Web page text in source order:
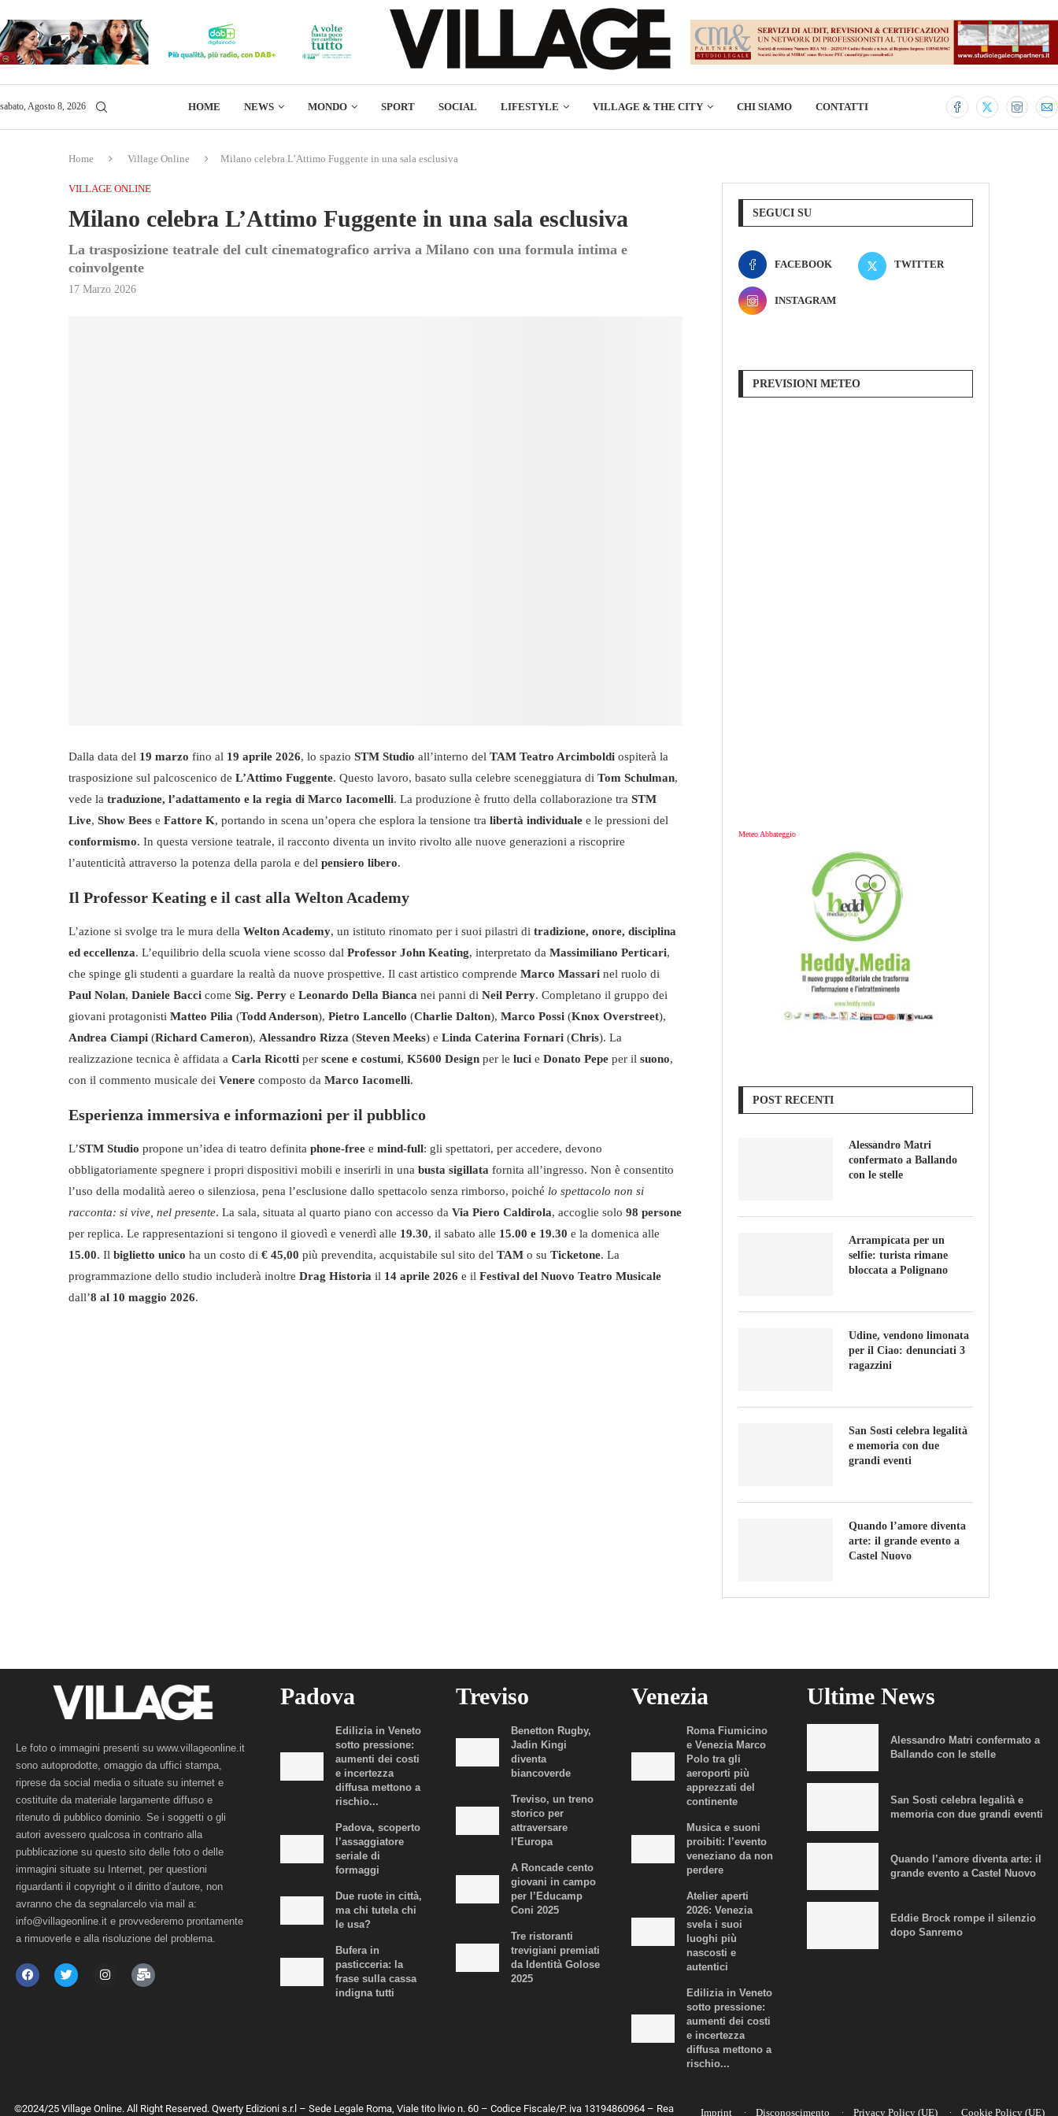
sabato, Agosto 8, 2026 HOME NEWS MONDO SPORT SOCIAL LIFESTYLE VILLAGE & THE CITY CHI SIAMO CONTATTI
Home Village Online Milano celebra L’Attimo Fuggente in una sala esclusiva
VILLAGE ONLINE
Milano celebra L’Attimo Fuggente in una sala esclusiva
La trasposizione teatrale del cult cinematografico arriva a Milano con una formula intima e
coinvolgente
17 Marzo 2026
Dalla data del 19 marzo fino al 19 aprile 2026, lo spazio STM Studio all’interno del TAM Teatro Arcimboldi ospiterà la
trasposizione sul palcoscenico de L’Attimo Fuggente. Questo lavoro, basato sulla celebre sceneggiatura di Tom Schulman,
vede la traduzione, l’adattamento e la regia di Marco Iacomelli. La produzione è frutto della collaborazione tra STM
Live, Show Bees e Fattore K, portando in scena un’opera che esplora la tensione tra libertà individuale e le pressioni del
conformismo. In questa versione teatrale, il racconto diventa un invito rivolto alle nuove generazioni a riscoprire
l’autenticità attraverso la potenza della parola e del pensiero libero.
Il Professor Keating e il cast alla Welton Academy
L’azione si svolge tra le mura della Welton Academy, un istituto rinomato per i suoi pilastri di tradizione, onore, disciplina
ed eccellenza. L’equilibrio della scuola viene scosso dal Professor John Keating, interpretato da Massimiliano Perticari,
che spinge gli studenti a guardare la realtà da nuove prospettive. Il cast artistico comprende Marco Massari nel ruolo di
Paul Nolan, Daniele Bacci come Sig. Perry e Leonardo Della Bianca nei panni di Neil Perry. Completano il gruppo dei
giovani protagonisti Matteo Pilia (Todd Anderson), Pietro Lancello (Charlie Dalton), Marco Possi (Knox Overstreet),
Andrea Ciampi (Richard Cameron), Alessandro Rizza (Steven Meeks) e Linda Caterina Fornari (Chris). La
realizzazione tecnica è affidata a Carla Ricotti per scene e costumi, K5600 Design per le luci e Donato Pepe per il suono,
con il commento musicale dei Venere composto da Marco Iacomelli.
Esperienza immersiva e informazioni per il pubblico
L’STM Studio propone un’idea di teatro definita phone-free e mind-full: gli spettatori, per accedere, devono
obbligatoriamente spegnere i propri dispositivi mobili e inserirli in una busta sigillata fornita all’ingresso. Non è consentito
l’uso della modalità aereo o silenziosa, pena l’esclusione dallo spettacolo senza rimborso, poiché lo spettacolo non si
racconta: si vive, nel presente. La sala, situata al quarto piano con accesso da Via Piero Caldirola, accoglie solo 98 persone
per replica. Le rappresentazioni si tengono il giovedì e venerdì alle 19.30, il sabato alle 15.00 e 19.30 e la domenica alle
15.00. Il biglietto unico ha un costo di € 45,00 più prevendita, acquistabile sul sito del TAM o su Ticketone. La
programmazione dello studio includerà inoltre Drag Historia il 14 aprile 2026 e il Festival del Nuovo Teatro Musicale
dall’8 al 10 maggio 2026.
SEGUCI SU
FACEBOOK TWITTER
INSTAGRAM
PREVISIONI METEO
Meteo Abbateggio
POST RECENTI
Alessandro Matri
confermato a Ballando
con le stelle
Arrampicata per un
selfie: turista rimane
bloccata a Polignano
Udine, vendono limonata
per il Ciao: denunciati 3
ragazzini
San Sosti celebra legalità
e memoria con due
grandi eventi
Quando l’amore diventa
arte: il grande evento a
Castel Nuovo
Le foto o immagini presenti su www.villageonline.it
sono autoprodotte, omaggio da uffici stampa,
riprese da social media o situate su internet e
costituite da materiale largamente diffuso e
ritenuto di pubblico dominio. Se i soggetti o gli
autori avessero qualcosa in contrario alla
pubblicazione su questo sito delle foto o delle
immagini situate su Internet, per questioni
riguardanti il copyright o il diritto d’autore, non
avranno che da segnalarcelo via mail a:
info@villageonline.it e provvederemo prontamente
a rimuoverle e alla risoluzione del problema.
Padova
Edilizia in Veneto
sotto pressione:
aumenti dei costi
e incertezza
diffusa mettono a
rischio...
Padova, scoperto
l’assaggiatore
seriale di
formaggi
Due ruote in città,
ma chi tutela chi
le usa?
Bufera in
pasticceria: la
frase sulla cassa
indigna tutti
Treviso
Benetton Rugby,
Jadin Kingi
diventa
biancoverde
Treviso, un treno
storico per
attraversare
l’Europa
A Roncade cento
giovani in campo
per l’Educamp
Coni 2025
Tre ristoranti
trevigiani premiati
da Identità Golose
2025
Venezia
Roma Fiumicino
e Venezia Marco
Polo tra gli
aeroporti più
apprezzati del
continente
Musica e suoni
proibiti: l’evento
veneziano da non
perdere
Atelier aperti
2026: Venezia
svela i suoi
luoghi più
nascosti e
autentici
Edilizia in Veneto
sotto pressione:
aumenti dei costi
e incertezza
diffusa mettono a
rischio...
Ultime News
Alessandro Matri confermato a
Ballando con le stelle
San Sosti celebra legalità e
memoria con due grandi eventi
Quando l’amore diventa arte: il
grande evento a Castel Nuovo
Eddie Brock rompe il silenzio
dopo Sanremo
©2024/25 Village Online. All Right Reserved. Qwerty Edizioni s.r.l – Sede Legale Roma, Viale tito livio n. 60 – Codice Fiscale/P. iva 13194860964 – Rea
Imprint Disconoscimento Privacy Policy (UE) Cookie Policy (UE)